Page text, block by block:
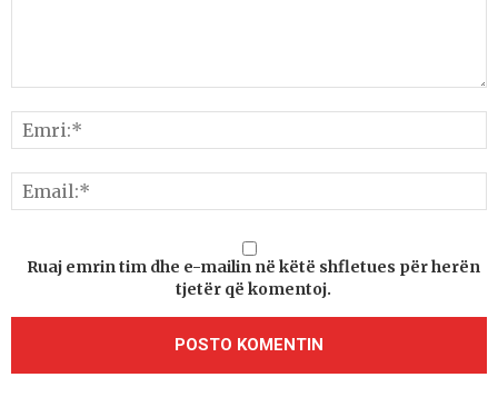
Ruaj emrin tim dhe e-mailin në këtë shfletues për herën
tjetër që komentoj.